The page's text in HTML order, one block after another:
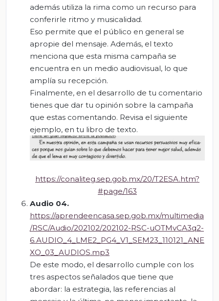
además utiliza la rima como un recurso para
conferirle ritmo y musicalidad.
Eso permite que el público en general se
apropie del mensaje. Además, el texto
menciona que esta misma campaña se
encuentra en un medio audiovisual, lo que
amplía su recepción.
Finalmente, en el desarrollo de tu comentario
tienes que dar tu opinión sobre la campaña
que estas comentando. Revisa el siguiente
ejemplo, en tu libro de texto.
https://conaliteg.sep.gob.mx/20/T2ESA.htm?
#page/163
Audio 04.
https://aprendeencasa.sep.gob.mx/multimedia
/RSC/Audio/202102/202102-RSC-uOTMvCA3q2-
6.AUDIO_4_LME2_PG4_V1_SEM23_110121_ANE
XO_03_AUDIOS.mp3
De este modo, el desarrollo cumple con los
tres aspectos señalados que tiene que
abordar: la estrategia, las referencias al